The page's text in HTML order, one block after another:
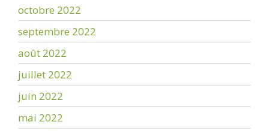
octobre 2022
septembre 2022
août 2022
juillet 2022
juin 2022
mai 2022